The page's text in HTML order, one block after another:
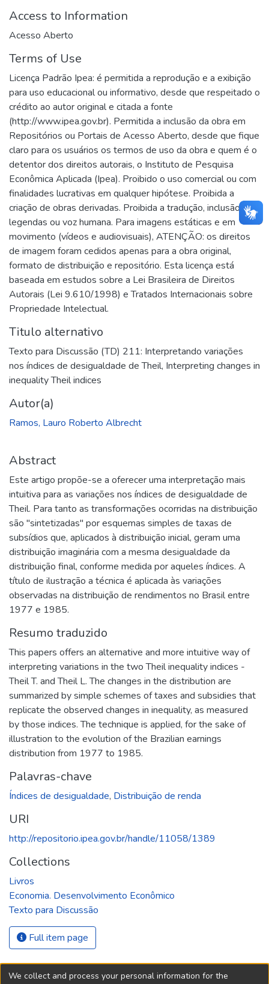
Access to Information
Acesso Aberto
Terms of Use
Licença Padrão Ipea: é permitida a reprodução e a exibição
para uso educacional ou informativo, desde que respeitado o
crédito ao autor original e citada a fonte
(http://www.ipea.gov.br). Permitida a inclusão da obra em
Repositórios ou Portais de Acesso Aberto, desde que fique
claro para os usuários os termos de uso da obra e quem é o
detentor dos direitos autorais, o Instituto de Pesquisa
Econômica Aplicada (Ipea). Proibido o uso comercial ou com
finalidades lucrativas em qualquer hipótese. Proibida a
criação de obras derivadas. Proibida a tradução, inclusão de
legendas ou voz humana. Para imagens estáticas e em
movimento (vídeos e audiovisuais), ATENÇÃO: os direitos
de imagem foram cedidos apenas para a obra original,
formato de distribuição e repositório. Esta licença está
baseada em estudos sobre a Lei Brasileira de Direitos
Autorais (Lei 9.610/1998) e Tratados Internacionais sobre
Propriedade Intelectual.
Titulo alternativo
Texto para Discussão (TD) 211: Interpretando variações
nos índices de desigualdade de Theil, Interpreting changes in
inequality Theil indices
Autor(a)
Ramos, Lauro Roberto Albrecht
Abstract
Este artigo propõe-se a oferecer uma interpretação mais
intuitiva para as variações nos índices de desigualdade de
Theil. Para tanto as transformações ocorridas na distribuição
são "sintetizadas" por esquemas simples de taxas de
subsídios que, aplicados à distribuição inicial, geram uma
distribuição imaginária com a mesma desigualdade da
distribuição final, conforme medida por aqueles índices. A
título de ilustração a técnica é aplicada às variações
observadas na distribuição de rendimentos no Brasil entre
1977 e 1985.
Resumo traduzido
This papers offers an alternative and more intuitive way of
interpreting variations in the two Theil inequality indices -
Theil T. and Theil L. The changes in the distribution are
summarized by simple schemes of taxes and subsidies that
replicate the observed changes in inequality, as measured
by those indices. The technique is applied, for the sake of
illustration to the evolution of the Brazilian earnings
distribution from 1977 to 1985.
Palavras-chave
Índices de desigualdade, Distribuição de renda
URI
http://repositorio.ipea.gov.br/handle/11058/1389
Collections
Livros
Economia. Desenvolvimento Econômico
Texto para Discussão
Full item page
We collect and process your personal information for the